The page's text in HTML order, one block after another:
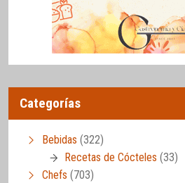
Categorías
Bebidas (322)
Recetas de Cócteles (33)
Chefs (703)